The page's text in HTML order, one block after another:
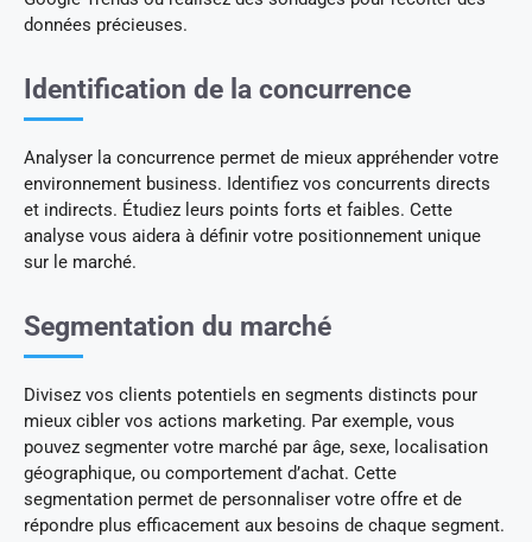
données précieuses.
Identification de la concurrence
Analyser la concurrence permet de mieux appréhender votre
environnement business. Identifiez vos concurrents directs
et indirects. Étudiez leurs points forts et faibles. Cette
analyse vous aidera à définir votre positionnement unique
sur le marché.
Segmentation du marché
Divisez vos clients potentiels en segments distincts pour
mieux cibler vos actions marketing. Par exemple, vous
pouvez segmenter votre marché par âge, sexe, localisation
géographique, ou comportement d’achat. Cette
segmentation permet de personnaliser votre offre et de
répondre plus efficacement aux besoins de chaque segment.